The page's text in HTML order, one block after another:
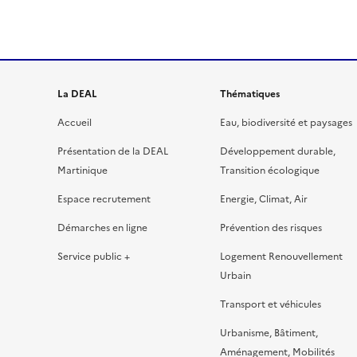
La DEAL
Accueil
Présentation de la DEAL
Martinique
Espace recrutement
Démarches en ligne
Service public +
Thématiques
Eau, biodiversité et paysages
Développement durable,
Transition écologique
Energie, Climat, Air
Prévention des risques
Logement Renouvellement
Urbain
Transport et véhicules
Urbanisme, Bâtiment,
Aménagement, Mobilités